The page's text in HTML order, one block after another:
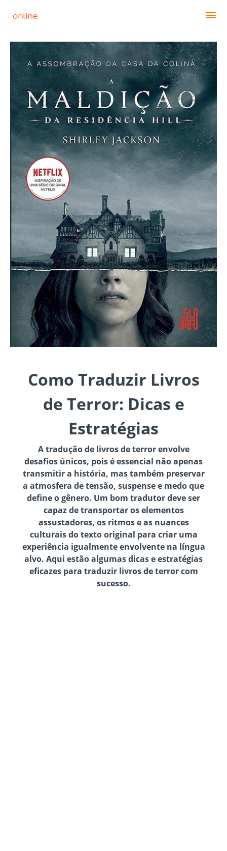
Como Traduzir Livros
de Terror: Dicas e
Estratégias
A tradução de livros de terror envolve
desafios únicos, pois é essencial não apenas
transmitir a história, mas também preservar
a atmosfera de tensão, suspense e medo que
define o gênero. Um bom tradutor deve ser
capaz de transportar os elementos
assustadores, os ritmos e as nuances
culturais do texto original para criar uma
experiência igualmente envolvente na língua
alvo. Aqui estão algumas dicas e estratégias
eficazes para traduzir livros de terror com
sucesso.